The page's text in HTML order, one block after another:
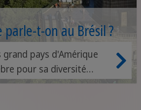
t-on au Brésil ?
grand pays d'Amérique
pour sa diversité
variés, et bien